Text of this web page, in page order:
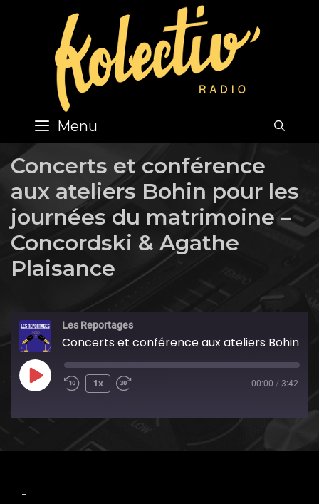
content
Menu
Concerts et conférence
aux ateliers Bohin pour les
journées du matrimoine –
Concordski & Agathe
Plaisance
Les Reportages
Play
1x 00:00 / 3:42
-